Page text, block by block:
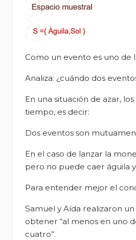
Como un evento es uno de
Analiza: ¿cuándo dos
En una situación de azar,
tiempo, es decir:
Dos eventos son
En el caso de lanzar la
pero no puede caer águila
Para entender mejor el
Samuel y Aída realizaron
obtener “al menos en uno
cuatro”.